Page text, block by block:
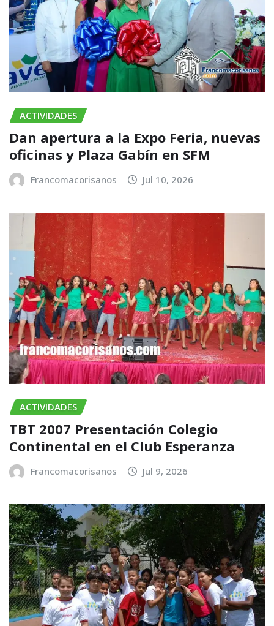
ACTIVIDADES
​Dan apertura a la Expo Feria, nuevas
oficinas y Plaza Gabín en SFM
Francomacorisanos Jul 10, 2026
ACTIVIDADES
TBT 2007 Presentación Colegio
Continental en el Club Esperanza
Francomacorisanos Jul 9, 2026